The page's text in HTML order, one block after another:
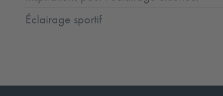
Éclairage sportif